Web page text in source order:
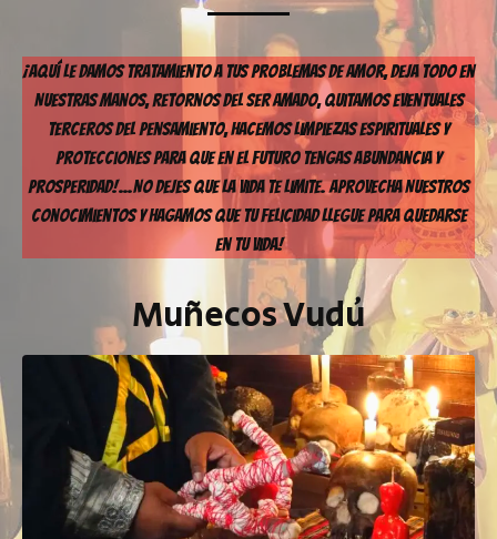
¡Aquí Le Damos Tratamiento A Tus Problemas De Amor, Deja Todo En
Nuestras Manos, Retornos Del Ser Amado, Quitamos Eventuales
Terceros Del Pensamiento, Hacemos Limpiezas Espirituales Y
Protecciones Para Que En El Futuro Tengas Abundancia Y
Prosperidad!…No Dejes Que La Vida Te Limite. Aprovecha Nuestros
Conocimientos Y Hagamos Que Tu Felicidad Llegue Para Quedarse
En Tu Vida!
Muñecos Vudú